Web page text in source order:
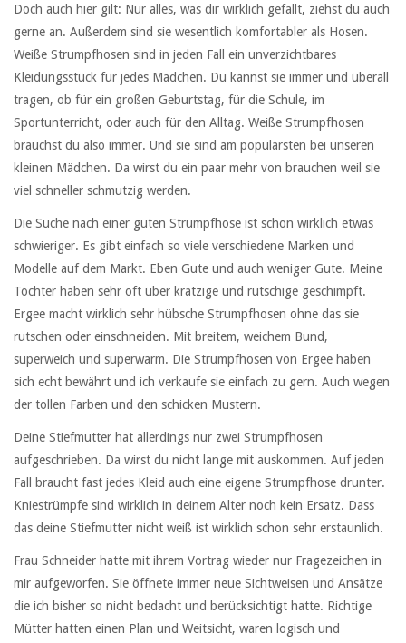
Doch auch hier gilt: Nur alles, was dir wirklich gefällt, ziehst du auch
gerne an. Außerdem sind sie wesentlich komfortabler als Hosen.
Weiße Strumpfhosen sind in jeden Fall ein unverzichtbares
Kleidungsstück für jedes Mädchen. Du kannst sie immer und überall
tragen, ob für ein großen Geburtstag, für die Schule, im
Sportunterricht, oder auch für den Alltag. Weiße Strumpfhosen
brauchst du also immer. Und sie sind am populärsten bei unseren
kleinen Mädchen. Da wirst du ein paar mehr von brauchen weil sie
viel schneller schmutzig werden.
Die Suche nach einer guten Strumpfhose ist schon wirklich etwas
schwieriger. Es gibt einfach so viele verschiedene Marken und
Modelle auf dem Markt. Eben Gute und auch weniger Gute. Meine
Töchter haben sehr oft über kratzige und rutschige geschimpft.
Ergee macht wirklich sehr hübsche Strumpfhosen ohne das sie
rutschen oder einschneiden. Mit breitem, weichem Bund,
superweich und superwarm. Die Strumpfhosen von Ergee haben
sich echt bewährt und ich verkaufe sie einfach zu gern. Auch wegen
der tollen Farben und den schicken Mustern.
Deine Stiefmutter hat allerdings nur zwei Strumpfhosen
aufgeschrieben. Da wirst du nicht lange mit auskommen. Auf jeden
Fall braucht fast jedes Kleid auch eine eigene Strumpfhose drunter.
Kniestrümpfe sind wirklich in deinem Alter noch kein Ersatz. Dass
das deine Stiefmutter nicht weiß ist wirklich schon sehr erstaunlich.
Frau Schneider hatte mit ihrem Vortrag wieder nur Fragezeichen in
mir aufgeworfen. Sie öffnete immer neue Sichtweisen und Ansätze
die ich bisher so nicht bedacht und berücksichtigt hatte. Richtige
Mütter hatten einen Plan und Weitsicht, waren logisch und